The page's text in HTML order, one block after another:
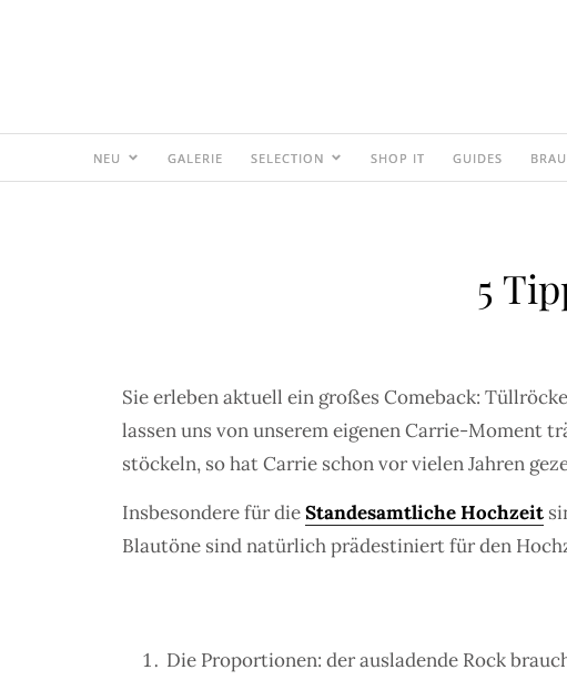
NEU GALERIE SELECTION SHOP IT GUIDES
5
Sie erleben aktuell ein großes Comeback:
lassen uns von unserem eigenen Carrie-Moment
stöckeln, so hat Carrie schon vor vielen Jahren
Insbesondere für dieStandesamtliche Hochzeit
Blautöne sind natürlich prädestiniert für den
Die Proportionen: der ausladende Rock